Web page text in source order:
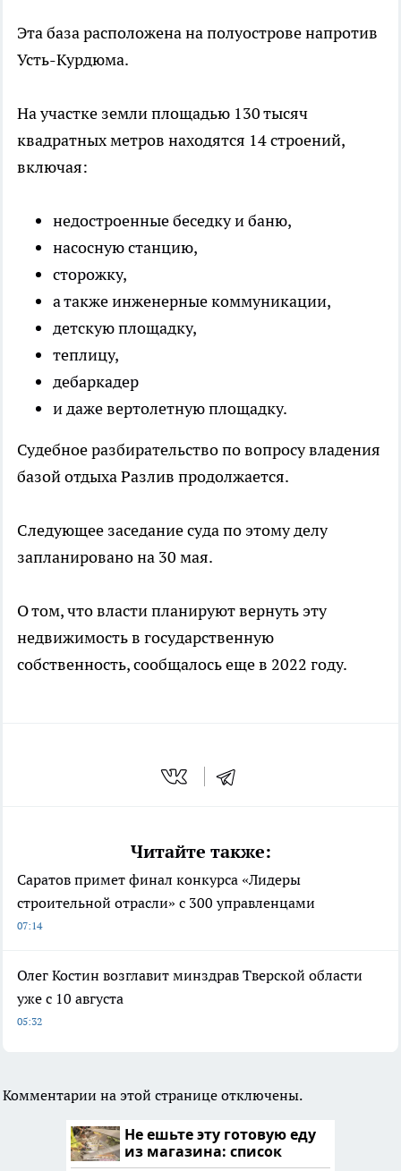
Эта база расположена на полуострове напротив
Усть-Курдюма.
На участке земли площадью 130 тысяч
квадратных метров находятся 14 строений,
включая:
недостроенные беседку и баню,
насосную станцию,
сторожку,
а также инженерные коммуникации,
детскую площадку,
теплицу,
дебаркадер
и даже вертолетную площадку.
Судебное разбирательство по вопросу владения
базой отдыха Разлив продолжается.
Следующее заседание суда по этому делу
запланировано на 30 мая.
О том, что власти планируют вернуть эту
недвижимость в государственную
собственность, сообщалось еще в 2022 году.
Читайте также:
Саратов примет финал конкурса «Лидеры
строительной отрасли» с 300 управленцами
07:14
Олег Костин возглавит минздрав Тверской области
уже с 10 августа
05:32
Комментарии на этой странице отключены.
Не ешьте эту готовую еду
из магазина: список